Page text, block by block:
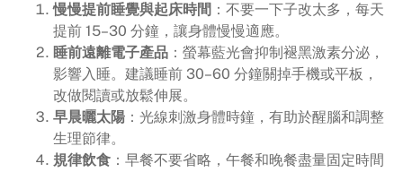
慢慢提前睡覺與起床時間 ：不要一下子改太多，每天
提前 15–30 分鐘，讓身體慢慢適應。
睡前遠離電子產品：螢幕藍光會抑制褪黑激素分泌，
影響入睡。建議睡前 30–60 分鐘關掉手機或平板，
改做閱讀或放鬆伸展。
早晨曬太陽：光線刺激身體時鐘，有助於醒腦和調整
生理節律。
規律飲食：早餐不要省略，午餐和晚餐盡量固定時間